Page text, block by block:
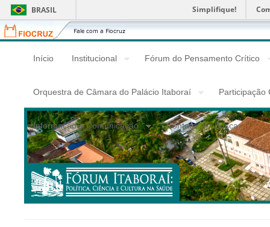
BRASIL Simplifique!
Fiocruz
Fale
com
Fiocruz
Início Institucional Fórum do Pensamento Crítico
Orquestra de Câmara do Palácio Itaboraí Participação
Informação e Comunicação Contato Busca